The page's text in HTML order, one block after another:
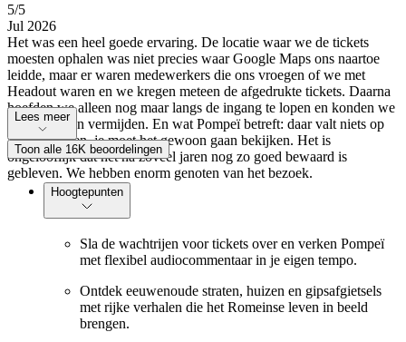
5/5
Jul 2026
Het was een heel goede ervaring. De locatie waar we de tickets
moesten ophalen was niet precies waar Google Maps ons naartoe
leidde, maar er waren medewerkers die ons vroegen of we met
Headout waren en we kregen meteen de afgedrukte tickets. Daarna
hoefden we alleen nog maar langs de ingang te lopen en konden we
de wachtrijen vermijden. En wat Pompeï betreft: daar valt niets op
aan te merken, je moet het gewoon gaan bekijken. Het is
ongelooflijk dat het na zoveel jaren nog zo goed bewaard is
gebleven. We hebben enorm genoten van het bezoek.
Lees meer
Toon alle 16K beoordelingen
Hoogtepunten
Sla de wachtrijen voor tickets over en verken Pompeï
met flexibel audiocommentaar in je eigen tempo.
Ontdek eeuwenoude straten, huizen en gipsafgietsels
met rijke verhalen die het Romeinse leven in beeld
brengen.